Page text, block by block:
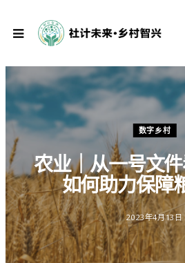
数字乡村
农业｜从一号文
如何助力保障
2023年4月13日